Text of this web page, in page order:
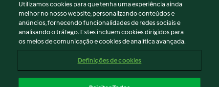
Termos de Utilização
Aviso sobre Proteção de Dados
Aviso
Apoio legal
Conteúdo do relatório
Utilizamos cookies para que tenha uma experiência ainda
melhor no nosso website, personalizando conteúdos e
anúncios, fornecendo funcionalidades de redes sociais e
analisando o tráfego. Estes incluem cookies dirigidos para
os meios de comunicação e cookies de analítica avançada.
Definições de cookies